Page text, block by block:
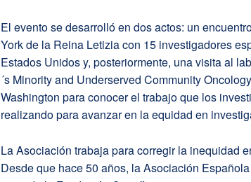
El evento se desarrolló en dos actos: un
York de la Reina Letizia con 15 investigadores
Estados Unidos y, posteriormente, una visita al
´s Minority and Underserved Community
Washington para conocer el trabajo que los
realizando para avanzar en la equidad en
La Asociación trabaja para corregir la inequidad
Desde que hace 50 años, la Asociación